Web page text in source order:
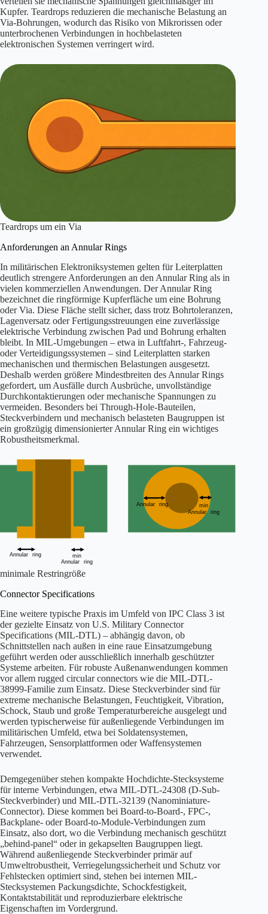
Kupfer. Teardrops reduzieren die mechanische Belastung an
Via-Bohrungen, wodurch das Risiko von Mikrorissen oder
unterbrochenen Verbindungen in hochbelasteten
elektronischen Systemen verringert wird.
Teardrops um ein Via
Anforderungen an Annular Rings
In militärischen Elektroniksystemen gelten für Leiterplatten
deutlich strengere Anforderungen an den Annular Ring als in
vielen kommerziellen Anwendungen. Der Annular Ring
bezeichnet die ringförmige Kupferfläche um eine Bohrung
oder Via. Diese Fläche stellt sicher, dass trotz Bohrtoleranzen,
Lagenversatz oder Fertigungsstreuungen eine zuverlässige
elektrische Verbindung zwischen Pad und Bohrung erhalten
bleibt. In MIL-Umgebungen – etwa in Luftfahrt-, Fahrzeug-
oder Verteidigungssystemen – sind Leiterplatten starken
mechanischen und thermischen Belastungen ausgesetzt.
Deshalb werden größere Mindestbreiten des Annular Rings
gefordert, um Ausfälle durch Ausbrüche, unvollständige
Durchkontaktierungen oder mechanische Spannungen zu
vermeiden. Besonders bei Through-Hole-Bauteilen,
Steckverbindern und mechanisch belasteten Baugruppen ist
ein großzügig dimensionierter Annular Ring ein wichtiges
Robustheitsmerkmal.
minimale Restringröße
Connector Specifications
Eine weitere typische Praxis im Umfeld von IPC Class 3 ist
der gezielte Einsatz von U.S. Military Connector
Specifications (MIL-DTL) – abhängig davon, ob
Schnittstellen nach außen in eine raue Einsatzumgebung
geführt werden oder ausschließlich innerhalb geschützter
Systeme arbeiten. Für robuste Außenanwendungen kommen
vor allem rugged circular connectors wie die MIL-DTL-
38999-Familie zum Einsatz. Diese Steckverbinder sind für
extreme mechanische Belastungen, Feuchtigkeit, Vibration,
Schock, Staub und große Temperaturbereiche ausgelegt und
werden typischerweise für außenliegende Verbindungen im
militärischen Umfeld, etwa bei Soldatensystemen,
Fahrzeugen, Sensorplattformen oder Waffensystemen
verwendet.
Demgegenüber stehen kompakte Hochdichte-Stecksysteme
für interne Verbindungen, etwa MIL-DTL-24308 (D-Sub-
Steckverbinder) und MIL-DTL-32139 (Nanominiature-
Connector). Diese kommen bei Board-to-Board-, FPC-,
Backplane- oder Board-to-Module-Verbindungen zum
Einsatz, also dort, wo die Verbindung mechanisch geschützt
„behind-panel“ oder in gekapselten Baugruppen liegt.
Während außenliegende Steckverbinder primär auf
Umweltrobustheit, Verriegelungssicherheit und Schutz vor
Fehlstecken optimiert sind, stehen bei internen MIL-
Stecksystemen Packungsdichte, Schockfestigkeit,
Kontaktstabilität und reproduzierbare elektrische
Eigenschaften im Vordergrund.